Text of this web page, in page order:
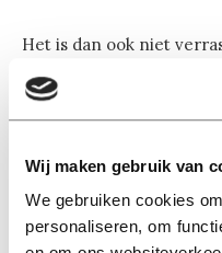
Wij maken gebruik van
We gebruiken cookies
personaliseren, om
Het is dan ook niet
regeringsleiders
dit jaar in Brussel
zetten voor de